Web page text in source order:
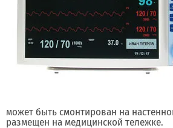
может быть смонтирован на
размещен на медицинской тележке.